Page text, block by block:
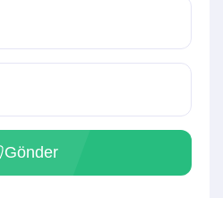
Gönder